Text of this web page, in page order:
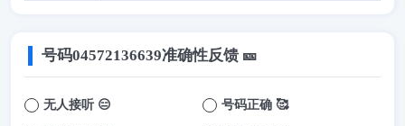
号码04572136639准确性反馈 🎫
无人接听 😑 号码正确 🥰